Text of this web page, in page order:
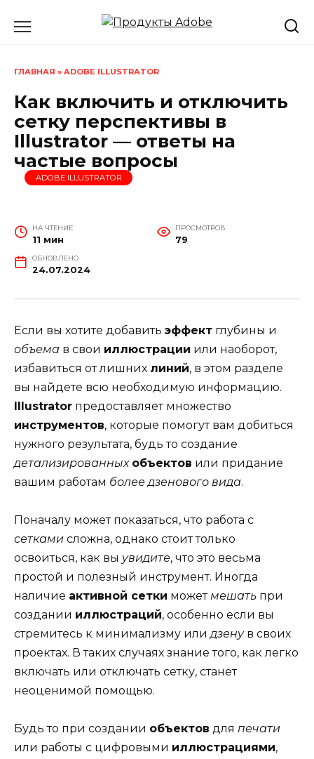
ГЛАВНАЯ » ADOBE ILLUSTRATOR
Как включить и отключить
сетку перспективы в
Illustrator — ответы на
частые вопросы
ADOBE ILLUSTRATOR
НА ЧТЕНИЕ
11 мин
ПРОСМОТРОВ
79
ОБНОВЛЕНО
24.07.2024
Если вы хотите добавить эффект глубины и
объема в свои иллюстрации или наоборот,
избавиться от лишних линий, в этом разделе
вы найдете всю необходимую информацию.
Illustrator предоставляет множество
инструментов, которые помогут вам добиться
нужного результата, будь то создание
детализированных объектов или придание
вашим работам более дзенового вида.
Поначалу может показаться, что работа с
сетками сложна, однако стоит только
освоиться, как вы увидите, что это весьма
простой и полезный инструмент. Иногда
наличие активной сетки можетмешать при
создании иллюстраций, особенно если вы
стремитесь к минимализму илидзенув своих
проектах. В таких случаях знание того, как легко
включать или отключать сетку, станет
неоценимой помощью.
Будь то при создании объектов для печати
или работы с цифровыми иллюстрациями,